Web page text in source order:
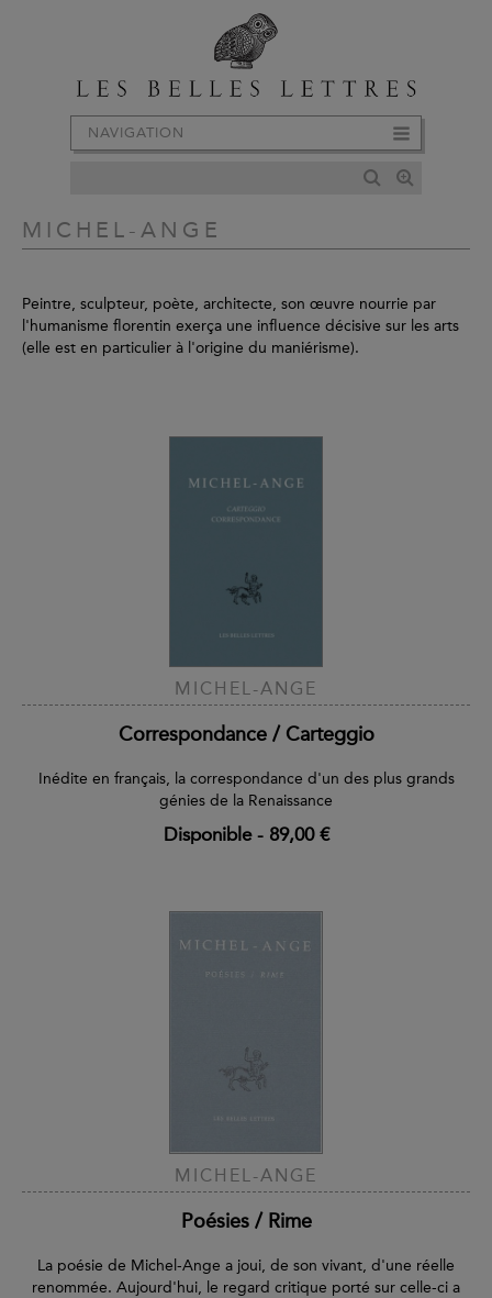
NAVIGATION
MICHEL-ANGE
Peintre, sculpteur, poète, architecte, son œuvre nourrie par
l'humanisme florentin exerça une influence décisive sur les arts
(elle est en particulier à l'origine du maniérisme).
MICHEL-ANGE
Correspondance / Carteggio
Inédite en français, la correspondance d'un des plus grands
génies de la Renaissance
Disponible- 89,00 €
MICHEL-ANGE
Poésies / Rime
La poésie de Michel-Ange a joui, de son vivant, d'une réelle
renommée. Aujourd'hui, le regard critique porté sur celle-ci a